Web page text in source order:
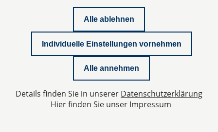
Damit eine derartige Investition und Nutzung
auch für die rechtliche Ausgestaltung gelten. Dafür
müssen Sie in dem gesamten Zeitraum von
Nutzungszeit bis zum Ausstieg oder die
rechtliche Position haben. Und dies muss für jeden
dieser Zeitpunkte (Beginn-Nutzungsdauer-Ende)
Alle ablehnen
Individuelle Einstellungen vornehmen
Alle annehmen
Details finden Sie in unserer Datenschutzerklärung
Hier finden Sie unser Impressum